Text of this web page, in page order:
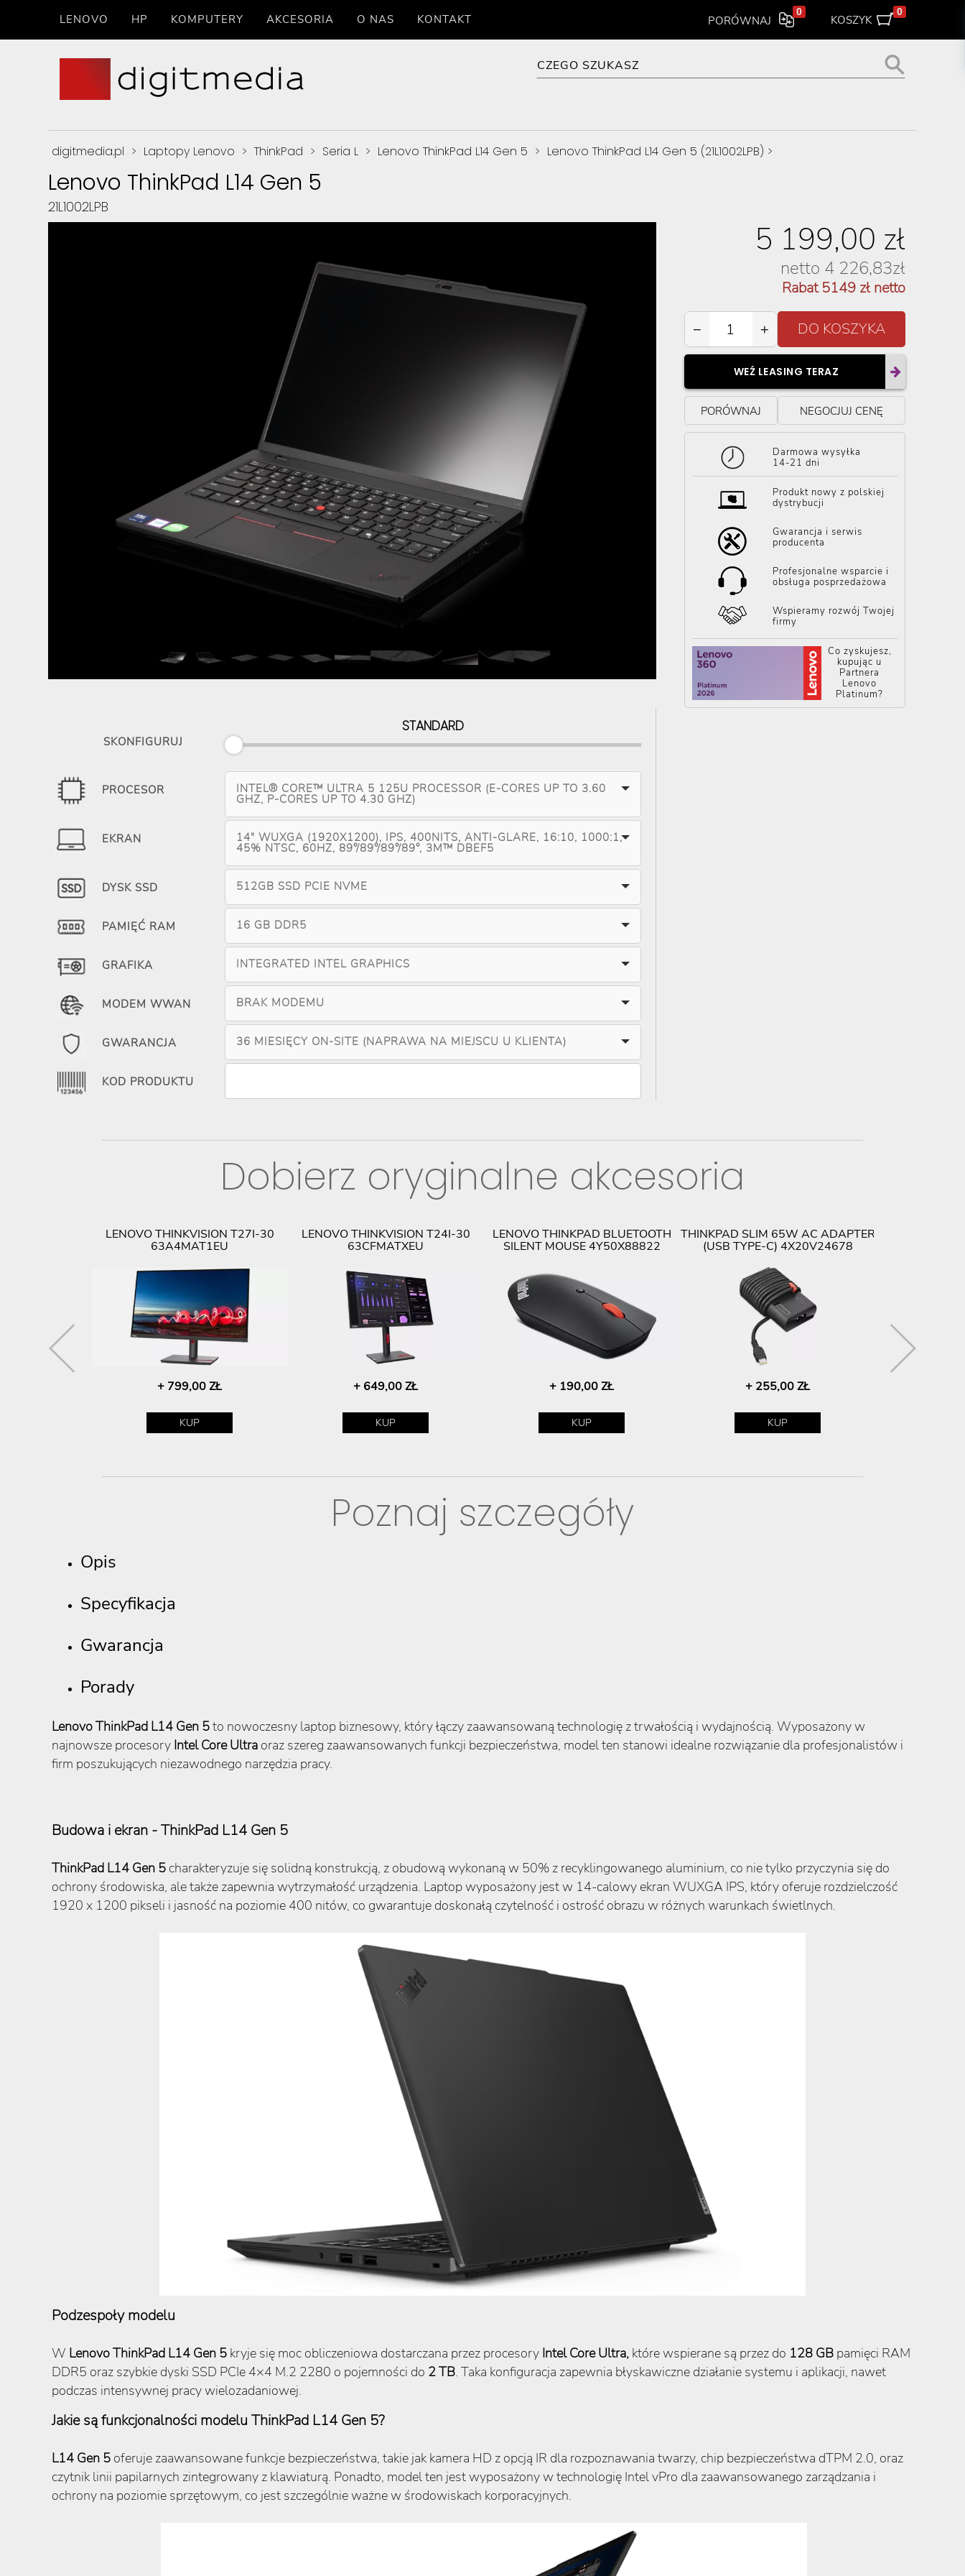
LENOVO HP KOMPUTERY AKCESORIA O NAS KONTAKT PORÓWNAJ
0
KOSZYK
0
digitmedia.pl > Laptopy Lenovo > ThinkPad > Seria L > Lenovo ThinkPad L14 Gen 5 > Lenovo ThinkPad L14 Gen 5 (21L1002LPB) >
Lenovo ThinkPad L14 Gen 5
21L1002LPB
5 199,00 zł
netto 4 226,83zł
Rabat5149 zł netto
− +
WEŹ LEASING TERAZ
PORÓWNAJ NEGOCJUJ CENĘ
Darmowa wysyłka
14-21 dni
Produkt nowy z polskiej
dystrybucji
Gwarancja i serwis
producenta
Profesjonalne wsparcie i
obsługa posprzedażowa
Wspieramy rozwój Twojej
firmy
Co zyskujesz,
kupując u
Partnera
Lenovo
Platinum?
SKONFIGURUJ
STANDARD
PROCESOR INTEL® CORE™ ULTRA 5 125U PROCESSOR (E-CORES UP TO 3.60
GHZ, P-CORES UP TO 4.30 GHZ)
EKRAN 14" WUXGA (1920X1200), IPS, 400NITS, ANTI-GLARE, 16:10, 1000:1,
45% NTSC, 60HZ, 89°/89°/89°/89°, 3M™ DBEF5
DYSK SSD 512GB SSD PCIE NVME
PAMIĘĆ RAM 16 GB DDR5
GRAFIKA INTEGRATED INTEL GRAPHICS
MODEM WWAN BRAK MODEMU
GWARANCJA 36 MIESIĘCY ON-SITE (NAPRAWA NA MIEJSCU U KLIENTA)
KOD PRODUKTU
Dobierz oryginalne akcesoria
LENOVO THINKVISION T27I-30
63A4MAT1EU
+ 799,00 ZŁ
KUP
LENOVO THINKVISION T24I-30
63CFMATXEU
+ 649,00 ZŁ
KUP
LENOVO THINKPAD BLUETOOTH
SILENT MOUSE 4Y50X88822
+ 190,00 ZŁ
KUP
THINKPAD SLIM 65W AC ADAPTER
(USB TYPE-C) 4X20V24678
+ 255,00 ZŁ
KUP
Poznaj szczegóły
Opis
Specyfikacja
Gwarancja
Porady
Lenovo ThinkPad L14 Gen 5to nowoczesny laptop biznesowy, który łączy zaawansowaną technologię z trwałością i wydajnością. Wyposażony w
najnowsze procesory Intel Core Ultra oraz szereg zaawansowanych funkcji bezpieczeństwa, model ten stanowi idealne rozwiązanie dla profesjonalistów i
firm poszukujących niezawodnego narzędzia pracy.
Budowa i ekran - ThinkPad L14 Gen 5
ThinkPad L14 Gen 5 charakteryzuje się solidną konstrukcją, z obudową wykonaną w 50% z recyklingowanego aluminium, co nie tylko przyczynia się do
ochrony środowiska, ale także zapewnia wytrzymałość urządzenia. Laptop wyposażony jest w 14-calowy ekran WUXGA IPS, który oferuje rozdzielczość
1920 x 1200 pikseli i jasność na poziomie 400 nitów, co gwarantuje doskonałą czytelność i ostrość obrazu w różnych warunkach świetlnych.
Podzespoły modelu
W Lenovo ThinkPad L14 Gen 5 kryje się moc obliczeniowa dostarczana przez procesory Intel Core Ultra, które wspierane są przez do 128 GB pamięci RAM
DDR5 oraz szybkie dyski SSD PCIe 4×4 M.2 2280 o pojemności do 2 TB. Taka konfiguracja zapewnia błyskawiczne działanie systemu i aplikacji, nawet
podczas intensywnej pracy wielozadaniowej.
Jakie są funkcjonalności modelu ThinkPad L14 Gen 5?
L14 Gen 5 oferuje zaawansowane funkcje bezpieczeństwa, takie jak kamera HD z opcją IR dla rozpoznawania twarzy, chip bezpieczeństwa dTPM 2.0, oraz
czytnik linii papilarnych zintegrowany z klawiaturą. Ponadto, model ten jest wyposażony w technologię Intel vPro dla zaawansowanego zarządzania i
ochrony na poziomie sprzętowym, co jest szczególnie ważne w środowiskach korporacyjnych.